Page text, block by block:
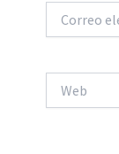
electrónico*